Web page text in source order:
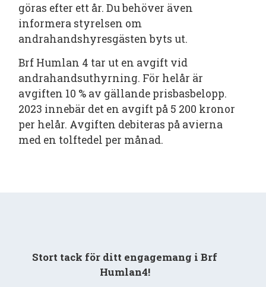
göras efter ett år. Du behöver även
informera styrelsen om
andrahandshyresgästen byts ut.
Brf Humlan 4 tar ut en avgift vid
andrahandsuthyrning. För helår är
avgiften 10 % av gällande prisbasbelopp.
2023 innebär det en avgift på 5 200 kronor
per helår. Avgiften debiteras på avierna
med en tolftedel per månad.
Stort tack för ditt engagemang i Brf
Humlan4!